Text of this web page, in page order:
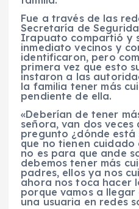
Fue a través de las
Secretaría de
Irapuato compartió y
inmediato vecinos y
identificaron, pero
primera vez que esto
instaron a las
la familia tener más
pendiente de ella.
«Deberían de tener
señora, van dos veces
pregunto ¿dónde está
que no tienen cuidado
no es para que ande
debemos tener más
padres, ellos ya nos
ahora nos toca hacer
porque vamos a llegar
una usuaria en redes